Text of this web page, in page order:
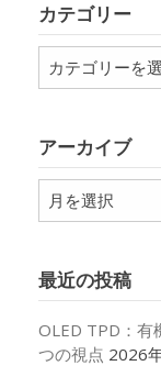
カテゴリー
テ
ー
アーカイブ
ア
ー
ブ
最近の投稿
OLED TPD：有
つの視点 2026